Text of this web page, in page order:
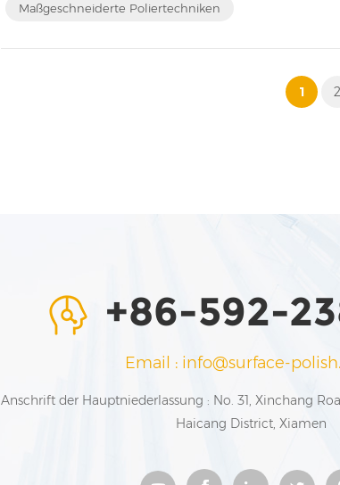
Maßgeschneiderte Poliertechniken
1 2
+86-592-
Email : info@surface-
Anschrift der Hauptniederlassung : No. 31, Xinchang
Haicang District, Xiamen